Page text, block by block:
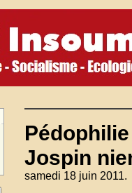
Jospin
samedi 18 juin 2011.